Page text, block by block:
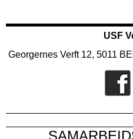
USF
Georgernes Verft 12, 5011